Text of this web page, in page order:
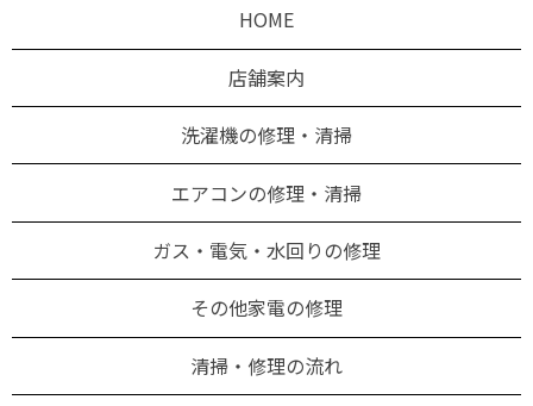
HOME
店舗案内
洗濯機の修理・清掃
エアコンの修理・清掃
ガス・電気・水回りの修理
その他家電の修理
清掃・修理の流れ